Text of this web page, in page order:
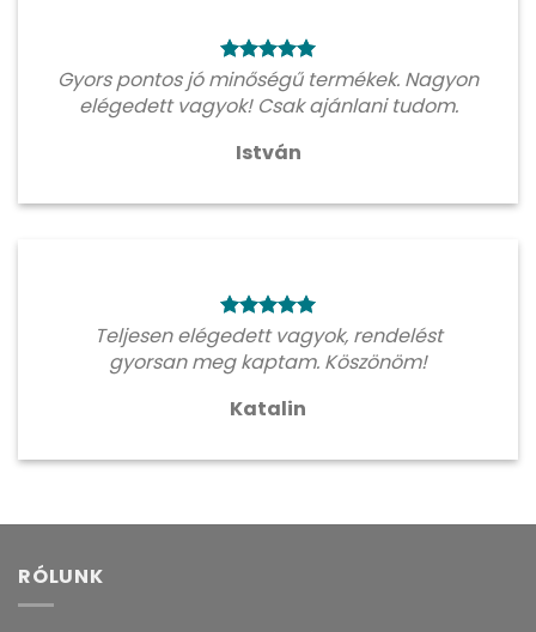
Gyors pontos jó minőségű termékek. Nagyon
elégedett vagyok! Csak ajánlani tudom.
István
Teljesen elégedett vagyok, rendelést
gyorsan meg kaptam. Köszönöm!
Katalin
RÓLUNK